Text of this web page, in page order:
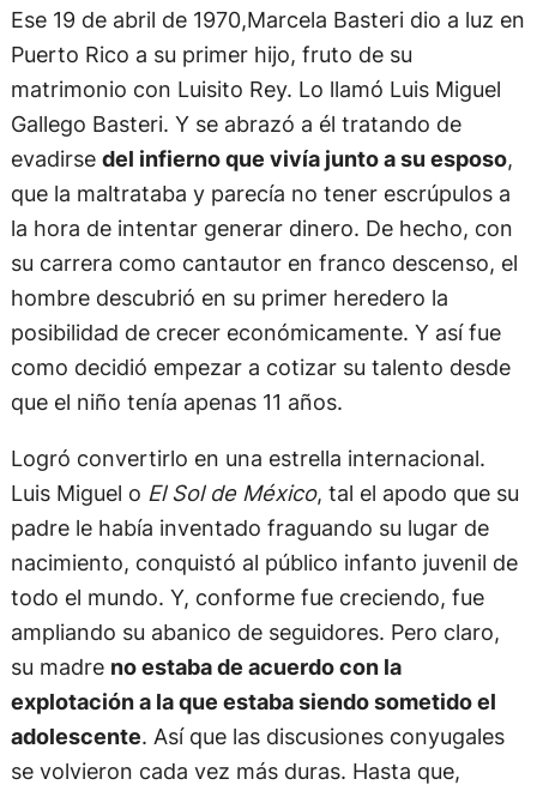
Ese 19 de abril de 1970,Marcela Basteri dio a luz en
Puerto Rico a su primer hijo, fruto de su
matrimonio con Luisito Rey. Lo llamó Luis Miguel
Gallego Basteri. Y se abrazó a él tratando de
evadirse del infierno que vivía junto a su esposo,
que la maltrataba y parecía no tener escrúpulos a
la hora de intentar generar dinero. De hecho, con
su carrera como cantautor en franco descenso, el
hombre descubrió en su primer heredero la
posibilidad de crecer económicamente. Y así fue
como decidió empezar a cotizar su talento desde
que el niño tenía apenas 11 años.
Logró convertirlo en una estrella internacional.
Luis Miguel o El Sol de México, tal el apodo que su
padre le había inventado fraguando su lugar de
nacimiento, conquistó al público infanto juvenil de
todo el mundo. Y, conforme fue creciendo, fue
ampliando su abanico de seguidores. Pero claro,
su madre no estaba de acuerdo con la
explotación a la que estaba siendo sometido el
adolescente. Así que las discusiones conyugales
se volvieron cada vez más duras. Hasta que,